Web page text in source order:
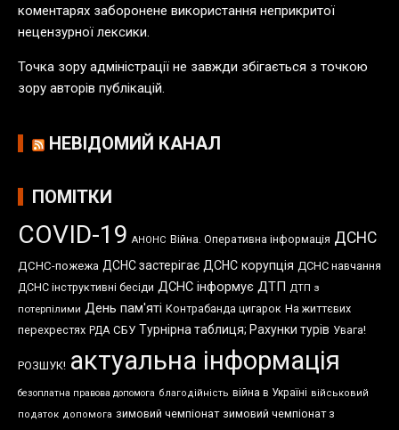
коментарях заборонене використання неприкритої
нецензурної лексики.
Точка зору адміністрації не завжди збігається з точкою
зору авторів публікацій.
НЕВІДОМИЙ КАНАЛ
ПОМІТКИ
COVID-19 АНОНС Війна. Оперативна інформація ДСНС
ДСНС-пожежа ДСНС застерігає ДСНС корупція ДСНС навчання
ДСНС інструктивні бесіди ДСНС інформує ДТП ДТП з
потерпілими День пам'яті Контрабанда цигарок На життєвих
перехрестях РДА СБУ Турнірна таблиця; Рахунки турів Увага!
РОЗШУК! актуальна інформація
безоплатна правова допомога благодійність війна в Україні військовий
податок допомога зимовий чемпіонат зимовий чемпіонат з